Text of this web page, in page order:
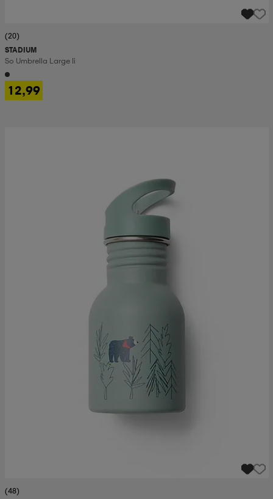
(20)
STADIUM
So Umbrella Large Ii
12,99
(48)